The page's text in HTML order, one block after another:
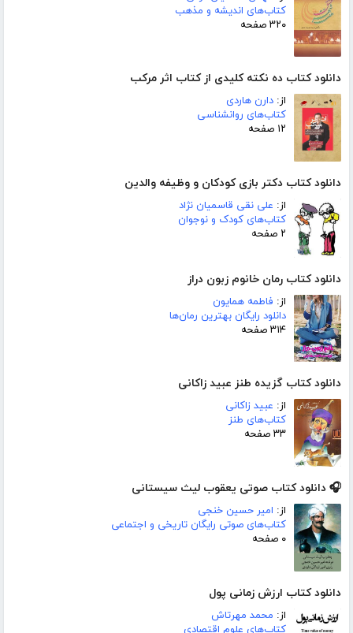
کتاب‌های اندیشه و مذهب
۳۲۰ صفحه
دانلود کتاب ده نکته کلیدی از کتاب اثر مرکب
از: دارن هاردی
کتاب‌های روانشناسی
۱۲ صفحه
دانلود کتاب دکتر بازی کودکان و وظیفه والدین
از: علی نقی قاسمیان نژاد
کتاب‌های کودک و نوجوان
۲ صفحه
دانلود کتاب رمان خانوم زبون دراز
از: فاطمه همایون
دانلود رایگان بهترین رمان‌ها
۳۱۴ صفحه
دانلود کتاب گزیده طنز عبید زاکانی
از: عبید زاکانی
کتاب‌های طنز
۳۳ صفحه
🎧 دانلود کتاب صوتی یعقوب لیث سیستانی
از: امیر حسین خنجی
کتاب‌های صوتی رایگان تاریخی و اجتماعی
۰ صفحه
دانلود کتاب ارزش زمانی پول
از: محمد مهرتاش
کتاب‌های علوم اقتصادی